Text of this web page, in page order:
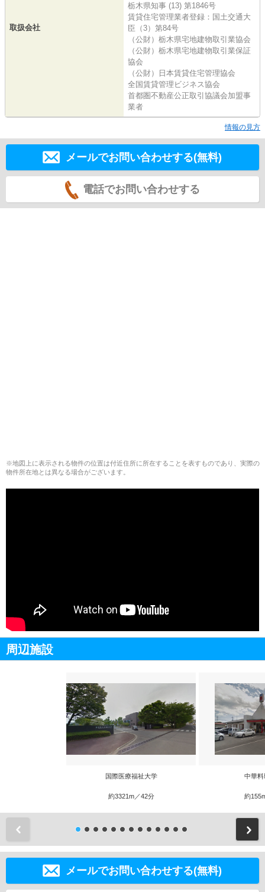
取扱会社
栃木県知事 (13) 第1846号
賃貸住宅管理業者登録：国土交通大
臣（3）第84号
（公財）栃木県宅地建物取引業協会
（公財）栃木県宅地建物取引業保証
協会
（公財）日本賃貸住宅管理協会
全国賃貸管理ビジネス協会
首都圏不動産公正取引協議会加盟事
業者
情報の見方
メールでお問い合わせする(無料)
電話でお問い合わせする
※地図上に表示される物件の位置は付近住所に所在することを表すものであり、実際の
物件所在地とは異なる場合がございます。
周辺施設
国際医療福祉大学
約3321m／42分
中華
約
メールでお問い合わせする(無料)